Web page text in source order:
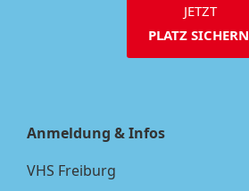
JETZT
PLATZ SICHERN
Anmeldung & Infos
VHS Freiburg